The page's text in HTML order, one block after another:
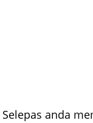
Selepas anda